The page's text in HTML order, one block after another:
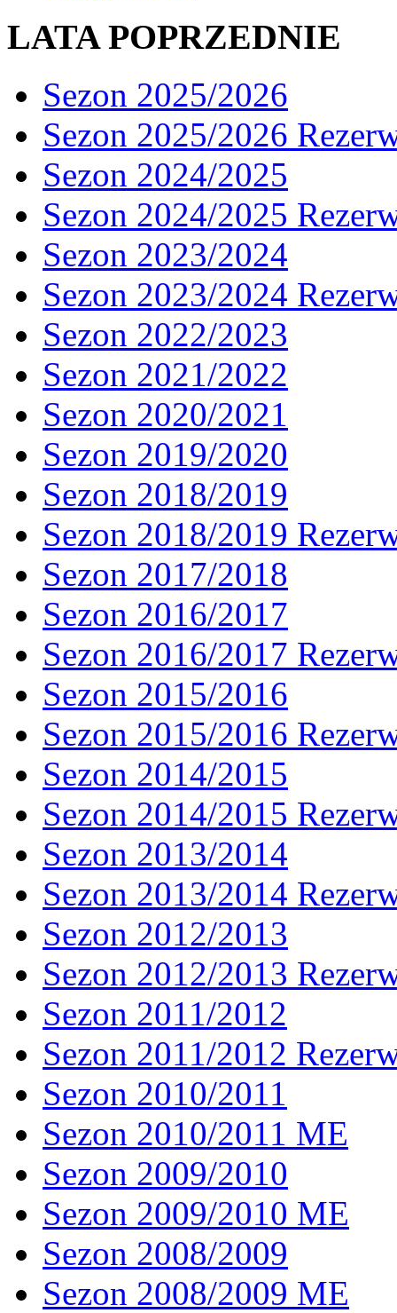
LATA POPRZEDNIE
Sezon 2025/2026
Sezon 2025/2026
Sezon 2024/2025
Sezon 2024/2025
Sezon 2023/2024
Sezon 2023/2024
Sezon 2022/2023
Sezon 2021/2022
Sezon 2020/2021
Sezon 2019/2020
Sezon 2018/2019
Sezon 2018/2019
Sezon 2017/2018
Sezon 2016/2017
Sezon 2016/2017
Sezon 2015/2016
Sezon 2015/2016
Sezon 2014/2015
Sezon 2014/2015
Sezon 2013/2014
Sezon 2013/2014
Sezon 2012/2013
Sezon 2012/2013
Sezon 2011/2012
Sezon 2011/2012
Sezon 2010/2011
Sezon 2010/2011 ME
Sezon 2009/2010
Sezon 2009/2010 ME
Sezon 2008/2009
Sezon 2008/2009 ME